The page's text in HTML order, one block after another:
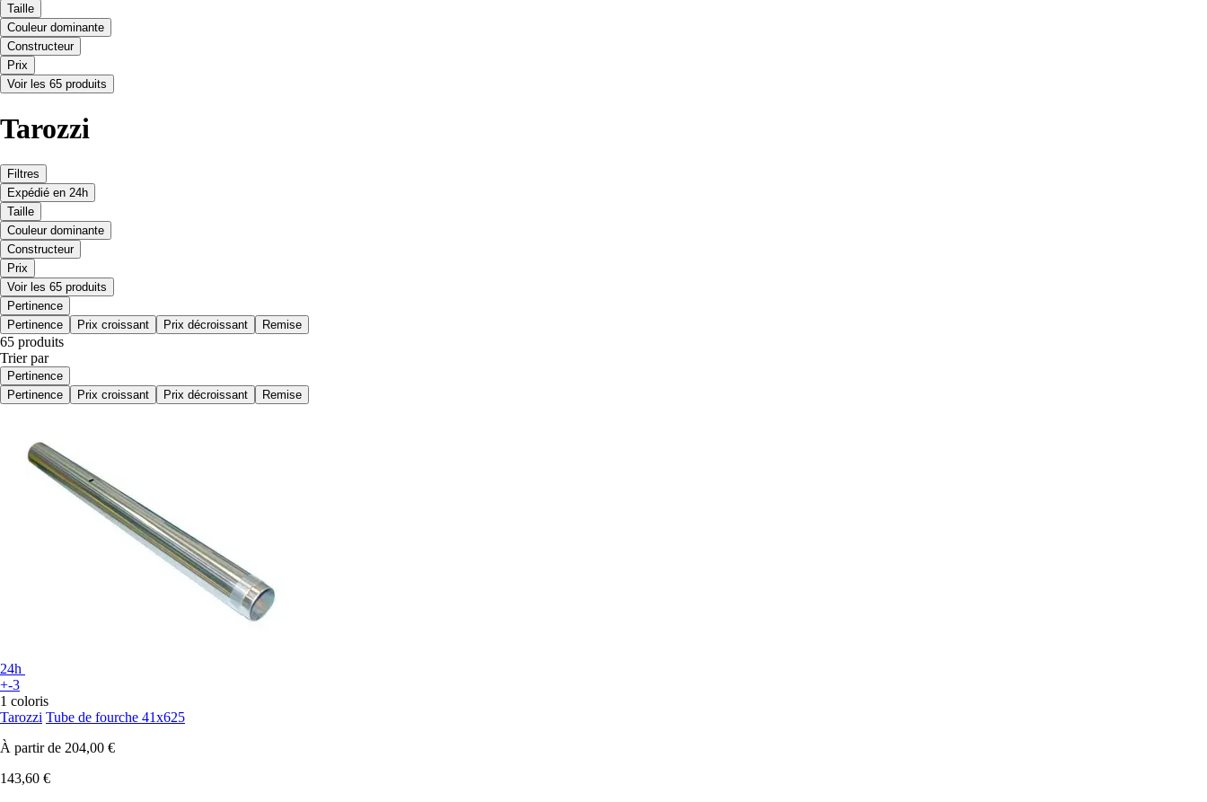
Taille
Couleur dominante
Constructeur
Prix
Voir les 65 produits
Tarozzi
Filtres
Expédié en 24h
Taille
Couleur dominante
Constructeur
Prix
Voir les 65 produits
Pertinence
Pertinence
Prix croissant Prix décroissant Remise
65 produits
Trier par
Pertinence
Pertinence
Prix croissant Prix décroissant Remise
24h
+-3
1 coloris
Tarozzi Tube de fourche 41x625
À partir de 204,00 €
143,60 €